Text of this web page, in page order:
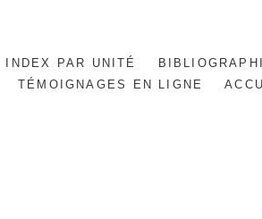
INDEX PAR UNITÉ
TÉMOIGNAGES EN LIGNE